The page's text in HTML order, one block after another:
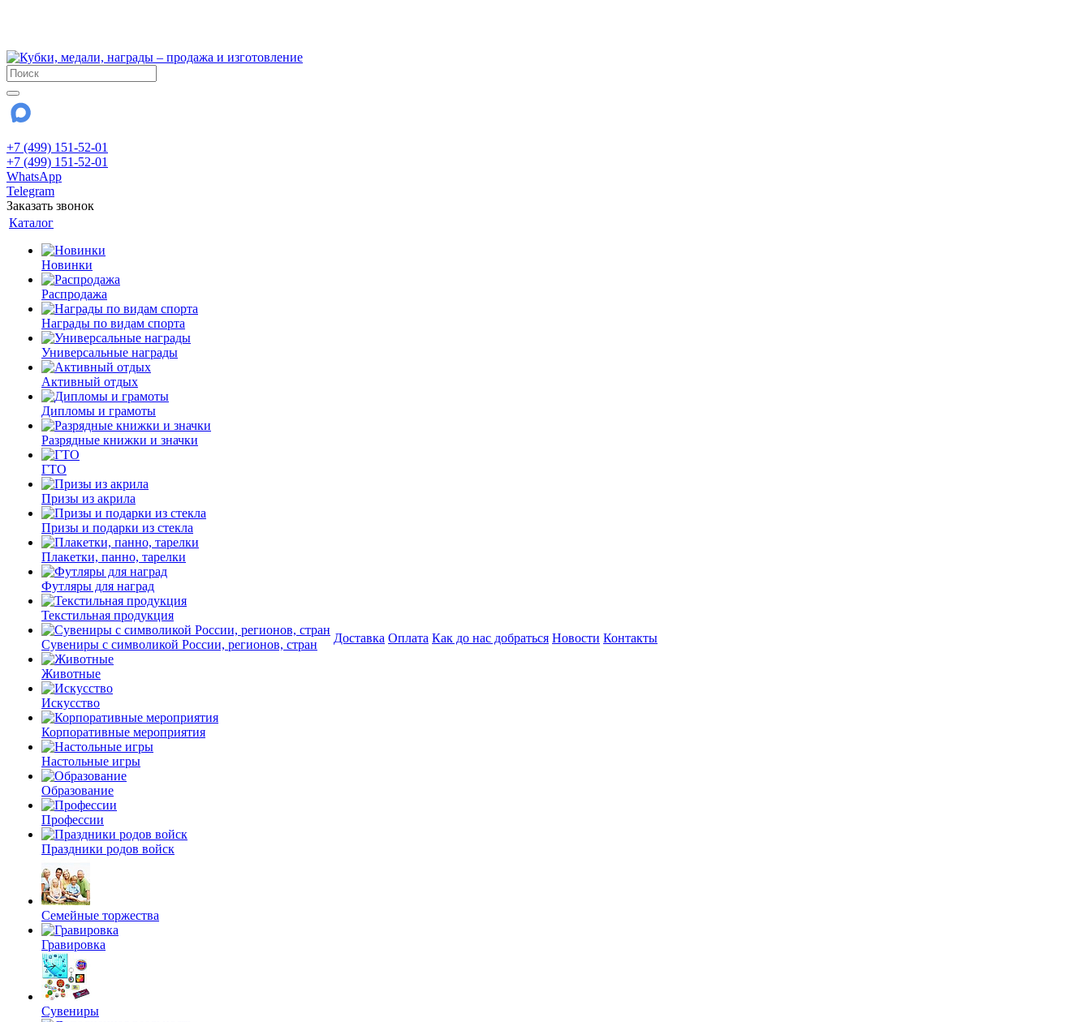
+7 (499) 151-52-01
+7 (499) 151-52-01
WhatsApp
Telegram
Заказать звонок
Каталог
Новинки
Распродажа
Награды по видам спорта
Универсальные награды
Активный отдых
Дипломы и грамоты
Разрядные книжки и значки
ГТО
Призы из акрила
Призы и подарки из стекла
Плакетки, панно, тарелки
Футляры для наград
Текстильная продукция
Сувениры с символикой России, регионов, стран
Животные
Искусство
Корпоративные мероприятия
Настольные игры
Образование
Профессии
Праздники родов войск
Семейные торжества
Гравировка
Сувениры
Доставка Оплата Как до нас добраться Новости Контакты